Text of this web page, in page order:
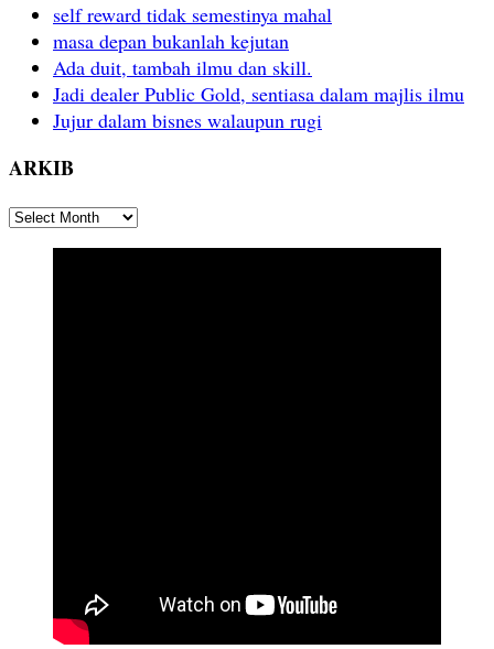
self reward tidak semestinya mahal
masa depan bukanlah kejutan
Ada duit, tambah ilmu dan skill.
Jadi dealer Public Gold, sentiasa dalam majlis ilmu
Jujur dalam bisnes walaupun rugi
ARKIB
ARKIB